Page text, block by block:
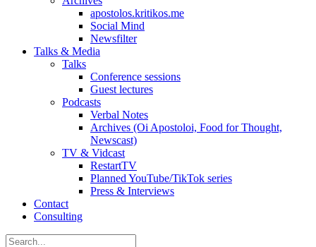
apostolos.kritikos.me
Social Mind
Newsfilter
Talks & Media
Talks
Conference sessions
Guest lectures
Podcasts
Verbal Notes
Archives (Oi Apostoloi, Food for Thought,
Newscast)
TV & Vidcast
RestartTV
Planned YouTube/TikTok series
Press & Interviews
Contact
Consulting